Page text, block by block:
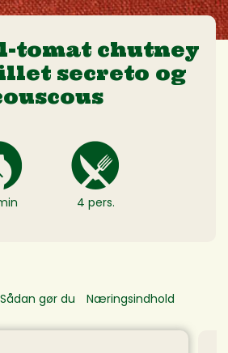
tomat chutney
secreto og
4 pers.
Sådan gør du Næringsindhold